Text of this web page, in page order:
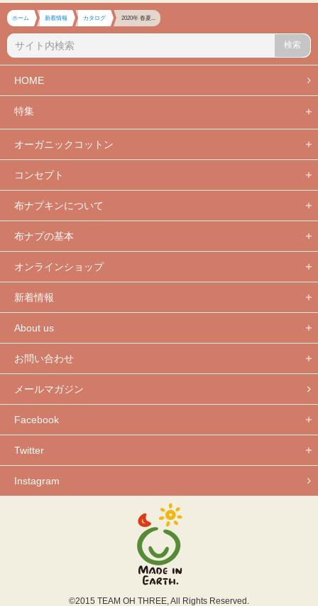
ホーム 新着情報 カタログ 2020年 春夏...
検索
HOME
特集
オーガニックコットン
コンセプト
布ナプキンについて
布ナプの基本
オンラインショップ
新着情報
About us
お問い合わせ
メールマガジン
Facebook
Twitter
Instagram
©2015 TEAM OH THREE, All Rights Reserved.